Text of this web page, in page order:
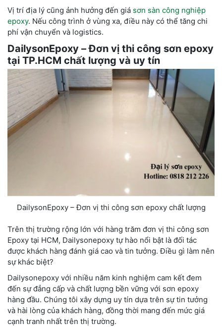
Vị trí địa lý cũng ảnh hưởng đến giá sơn sàn công nghiệp
epoxy. Nếu công trình ở vùng xa, điều này có thể tăng chi
phí vận chuyển và logistics.
DailysonEpoxy – Đơn vị thi công sơn epoxy
tại TP.HCM chất lượng và uy tín
DailysonEpoxy – Đơn vị thi công sơn epoxy chất lượng
Trên thị trường rộng lớn với hàng trăm đơn vị thi công sơn
Epoxy tại HCM, Dailysonepoxy tự hào nổi bật là đối tác
được khách hàng đánh giá cao và tin tưởng. Điều gì làm nên
sự khác biệt?
Dailysonepoxy với nhiều năm kinh nghiệm cam kết đem
đến sự đẳng cấp và chất lượng bền vững với sơn epoxy
hàng đầu. Chúng tôi xây dựng uy tín dựa trên sự tin tưởng
và hài lòng của khách hàng, đồng thời mang đến mức giá
cạnh tranh nhất trên thị trường.